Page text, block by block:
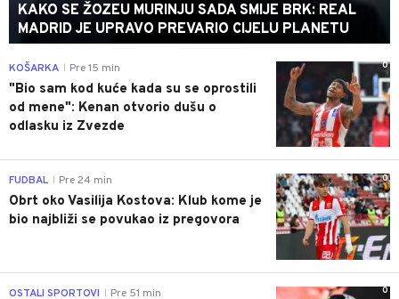
KAKO SE ŽOZEU MURINJU SADA SMIJE BRK: REAL
MADRID JE UPRAVO PREVARIO CIJELU PLANETU
0
KOŠARKA Pre 15 min
"Bio sam kod kuće kada su se oprostili
od mene": Kenan otvorio dušu o
odlasku iz Zvezde
0
FUDBAL Pre 24 min
Obrt oko Vasilija Kostova: Klub kome je
bio najbliži se povukao iz pregovora
0
OSTALI SPORTOVI Pre 51 min